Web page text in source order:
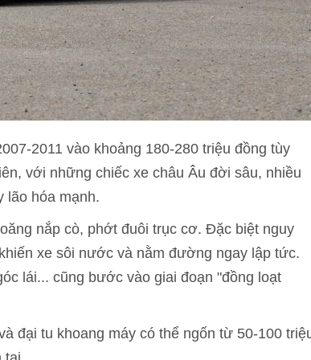
2011 vào khoảng 180-280 triệu đồng tùy
với những chiếc xe châu Âu đời sâu, nhiều
lão hóa mạnh.
nắp cò, phớt đuôi trục cơ. Đặc biệt nguy
xe sôi nước và nằm đường ngay lập tức.
lái... cũng bước vào giai đoạn "đồng loạt
đại tu khoang máy có thể ngốn từ 50-100